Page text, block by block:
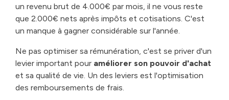
un revenu brut de 4.000€ par mois, il ne vous reste
que 2.000€ nets après impôts et cotisations. C'est
un manque à gagner considérable sur l'année.
Ne pas optimiser sa rémunération, c'est se priver d'un
levier important pour améliorer son pouvoir d'achat
et sa qualité de vie. Un des leviers est l'optimisation
des remboursements de frais.